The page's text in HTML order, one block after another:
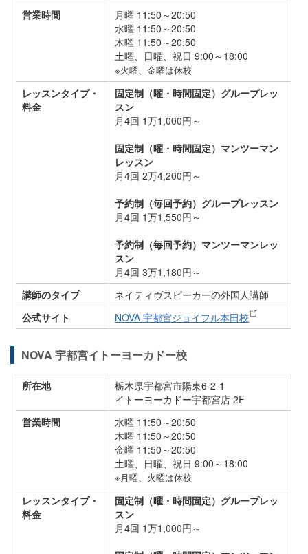
営業時間
月曜 11:50～20:50
水曜 11:50～20:50
木曜 11:50～20:50
土曜、日曜、祝日 9:00～18:00
※火曜、金曜は休校
レッスンタイプ・
料金
固定制（曜・時間固定）グループレッ
スン
月4回 1万1,000円～
固定制（曜・時間固定）マンツーマン
レッスン
月4回 2万4,200円～
予約制（毎回予約）グループレッスン
月4回 1万1,550円～
予約制（毎回予約）マンツーマンレッ
スン
月4回 3万1,180円～
講師のタイプ
ネイティヴスピーカーの外国人講師
公式サイト
NOVA 宇都宮ジョイフル本田校
NOVA 宇都宮イトーヨーカドー校
所在地
栃木県宇都宮市陽東6-2-1
イトーヨーカドー宇都宮店 2F
営業時間
水曜 11:50～20:50
木曜 11:50～20:50
金曜 11:50～20:50
土曜、日曜、祝日 9:00～18:00
※月曜、火曜は休校
レッスンタイプ・
料金
固定制（曜・時間固定）グループレッ
スン
月4回 1万1,000円～